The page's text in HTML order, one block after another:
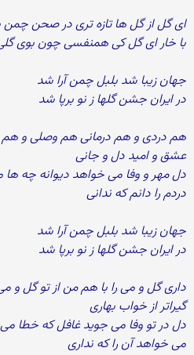
ای گل از گل ها تازه تری در صحن
با خار ای گل کی همنفسی چون بوی
جهان زیبا شد بلبل چمن آرا شد
در ایران جشن گلها ز نو برپا شد
هم دردی و هم درمانی هم وصلی و هم
عشق و امید دل و جانی
دل مهر و وفا می خواهد دیوانه چه
دردم را دانم که ندانی
جهان زیبا شد بلبل چمن آرا شد
در ایران جشن گلها ز نو برپا شد
داری گل و می را با هم من از تو گل و
گیراتر از خواب بهاری
دل در تو وفا می جوید غافل که خطا
می خواهد آن را که نداری